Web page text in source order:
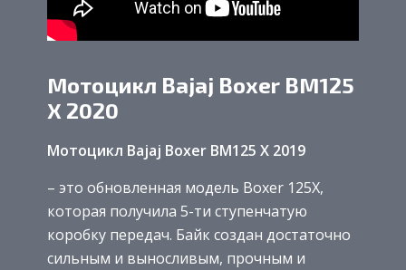
Мотоцикл Bajaj Boxer BM125
X 2020
Мотоцикл Bajaj Boxer BM125 X 2019
– это обновленная модель Boxer 125X,
которая получила 5-ти ступенчатую
коробку передач. Байк создан достаточно
сильным и выносливым, прочным и